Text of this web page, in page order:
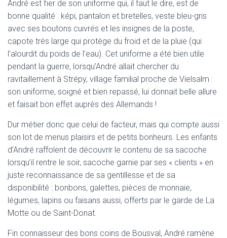
André est fier de son uniforme qui, il faut le dire, est de
bonne qualité : képi, pantalon et bretelles, veste bleu-gris
avec ses boutons cuivrés et les insignes de la poste,
capote très large qui protège du froid et de la pluie (qui
l’alourdit du poids de l’eau). Cet uniforme a été bien utile
pendant la guerre, lorsqu’André allait chercher du
ravitaillement à Strépy, village familial proche de Vielsalm :
son uniforme, soigné et bien repassé, lui donnait belle allure
et faisait bon effet auprès des Allemands !
Dur métier donc que celui de facteur, mais qui compte aussi
son lot de menus plaisirs et de petits bonheurs. Les enfants
d’André raffolent de découvrir le contenu de sa sacoche
lorsqu’il rentre le soir, sacoche garnie par ses « clients » en
juste reconnaissance de sa gentillesse et de sa
disponibilité : bonbons, galettes, pièces de monnaie,
légumes, lapins ou faisans aussi, offerts par le garde de La
Motte ou de Saint-Donat.
Fin connaisseur des bons coins de Bousval, André ramène